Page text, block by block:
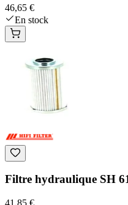
46,65 €
En stock
Filtre hydraulique SH
41,85 €